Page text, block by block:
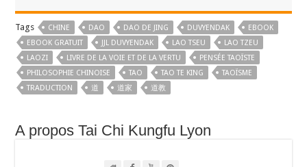
Tags CHINE DAO DAO DE JING DUVYENDAK
EBOOK
EBOOK GRATUIT
JJL DUVYENDAK LAO TSEU
LAO TZEU
LAOZI
LIVRE DE LA VOIE ET DE LA VERTU
PENSÉE TAOÏSTE
PHILOSOPHIE CHINOISE
TAO TAO TE KING
TAOÏSME
TRADUCTION
道 道家 道教
A propos Tai Chi Kungfu Lyon